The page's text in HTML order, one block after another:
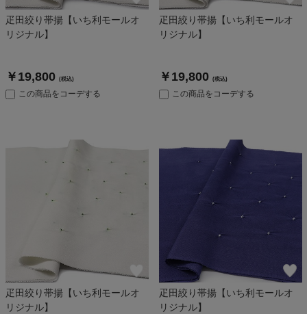
疋田絞り帯揚【いち利モールオ
リジナル】
￥19,800 (税込)
この商品をコーデする
疋田絞り帯揚【いち利モールオ
リジナル】
￥19,800 (税込)
この商品をコーデする
疋田絞り帯揚【いち利モールオ
リジナル】
疋田絞り帯揚【いち利モールオ
リジナル】